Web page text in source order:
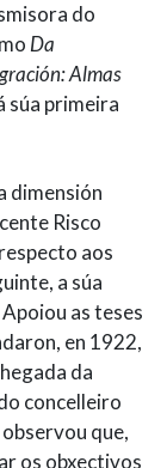
do
Da
Almas
súa primeira
dimensión
Risco
aos
a súa
Apoiou as teses
en 1922,
da
concelleiro
que,
os obxectivos